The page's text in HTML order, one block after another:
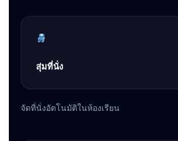
สุ่มที่นั่ง
จัดที่นั่งอัตโนมัติในห้องเรียน